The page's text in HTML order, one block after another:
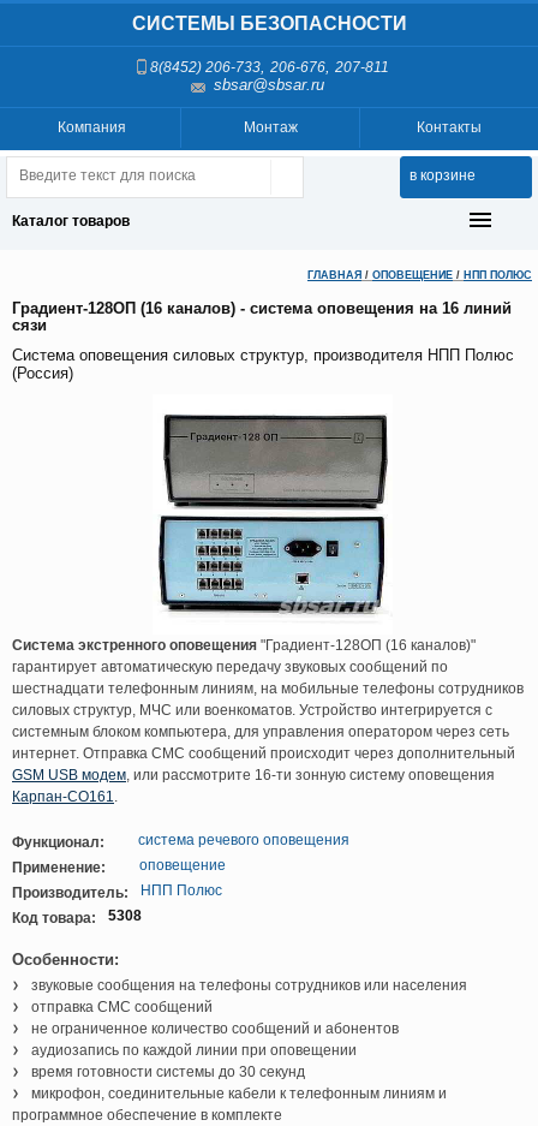
СИСТЕМЫ БЕЗОПАСНОСТИ
8(8452) 206-733, 206-676, 207-811
sbsar@sbsar.ru
Контакты
Монтаж
Компания
в корзине
Каталог товаров
ГЛАВНАЯ / ОПОВЕЩЕНИЕ / НПП ПОЛЮС
Градиент-128ОП (16 каналов) - система оповещения на 16 линий
сязи
Система оповещения силовых структур, производителя НПП Полюс
(Россия)
Система экстренного оповещения "Градиент-128ОП (16 каналов)"
гарантирует автоматическую передачу звуковых сообщений по
шестнадцати телефонным линиям, на мобильные телефоны сотрудников
силовых структур, МЧС или военкоматов. Устройство интегрируется с
системным блоком компьютера, для управления оператором через сеть
интернет. Отправка СМС сообщений происходит через дополнительный
GSM USB модем, или рассмотрите 16-ти зонную систему оповещения
Карпан-СО161.
Функционал:
система речевого оповещения
Применение:
оповещение
Производитель:
НПП Полюс
Код товара:
5308
Особенности:
звуковые сообщения на телефоны сотрудников или населения
отправка СМС сообщений
не ограниченное количество сообщений и абонентов
аудиозапись по каждой линии при оповещении
время готовности системы до 30 секунд
микрофон, соединительные кабели к телефонным линиям и
программное обеспечение в комплекте